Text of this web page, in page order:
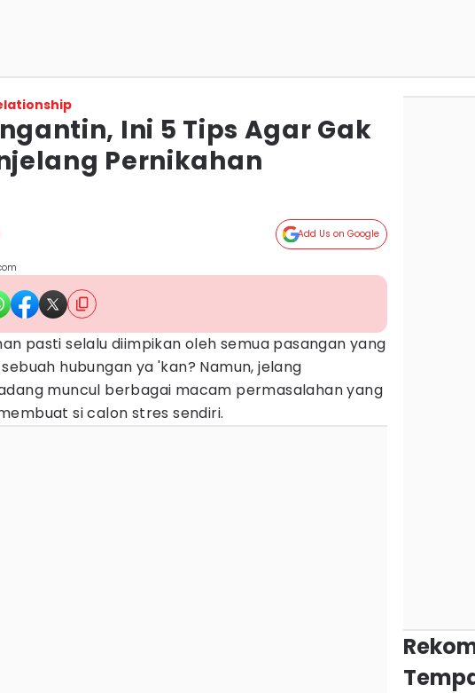
Ini 5 Tips Agar Gak
Pernikahan
Add Us on Google
pasti selalu diimpikan oleh semua pasangan yang
hubungan ya 'kan? Namun, jelang
muncul berbagai macam permasalahan yang
si calon stres sendiri.